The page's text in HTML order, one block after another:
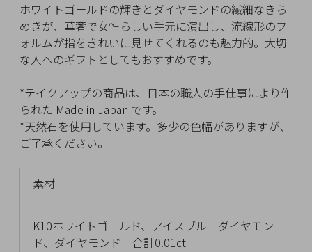
ホワイトゴールドの輝きとダイヤモンドの繊細なきら
めきが、華奢で女性らしい手元に演出し、流線形のフ
ォルムが指をきれいに見せてくれるのも魅力的。大切
な人へのギフトとしてもおすすめです。
*テイクアップの商品は、日本の職人の手仕事により作
られた Made in Japan です。
*天然石を使用しています。多少の色幅がありますが、
ご了承ください。
素材
K10ホワイトゴールド、アイスブルーダイヤモン
ド、ダイヤモンド 合計0.01ct
に
入
り
ア
テ
ム
最
近